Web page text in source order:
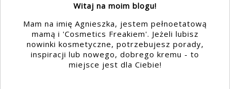
Witaj na moim blogu!
Mam na imię Agnieszka, jestem pełnoetatową
mamą i 'Cosmetics Freakiem'. Jeżeli lubisz
nowinki kosmetyczne, potrzebujesz porady,
inspiracji lub nowego, dobrego kremu - to
miejsce jest dla Ciebie!